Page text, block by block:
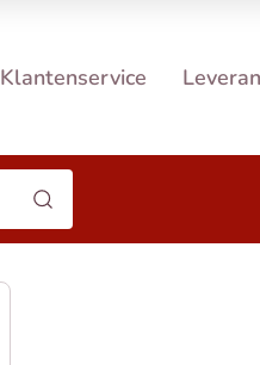
Klantenservice